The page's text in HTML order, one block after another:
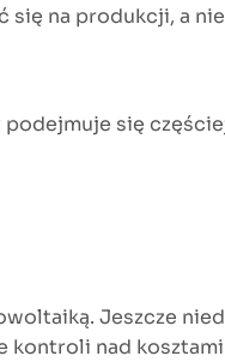
się na produkcji, a
się
Jeszcze
kontroli nad